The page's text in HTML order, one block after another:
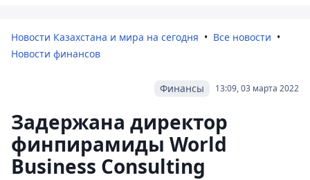
Новости Казахстана и мира на сегодня
Все новости
Новости финансов
13:09, 03 марта 2022
Финансы
Задержана директор
финпирамиды World
Business Consulting